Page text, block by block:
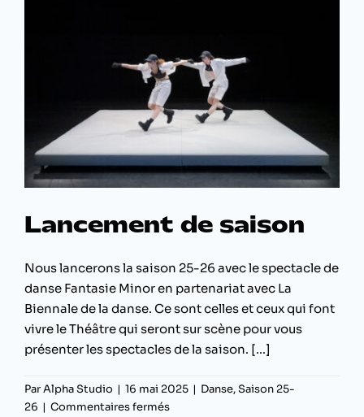
Lancement de saison
Nous lancerons la saison 25-26 avec le spectacle de
danse Fantasie Minor en partenariat avec La
Biennale de la danse. Ce sont celles et ceux qui font
vivre le Théâtre qui seront sur scène pour vous
présenter les spectacles de la saison. [...]
ParAlpha Studio | 16 mai 2025 | Danse,Saison 25-
26 | Commentaires ferméssur